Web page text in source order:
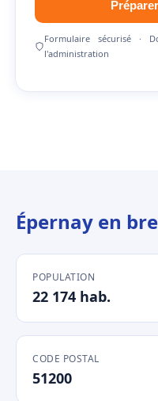
Formulaire sécurisé ·
l'administration
Épernay en
POPULATION
22 174 hab.
CODE POSTAL
51200